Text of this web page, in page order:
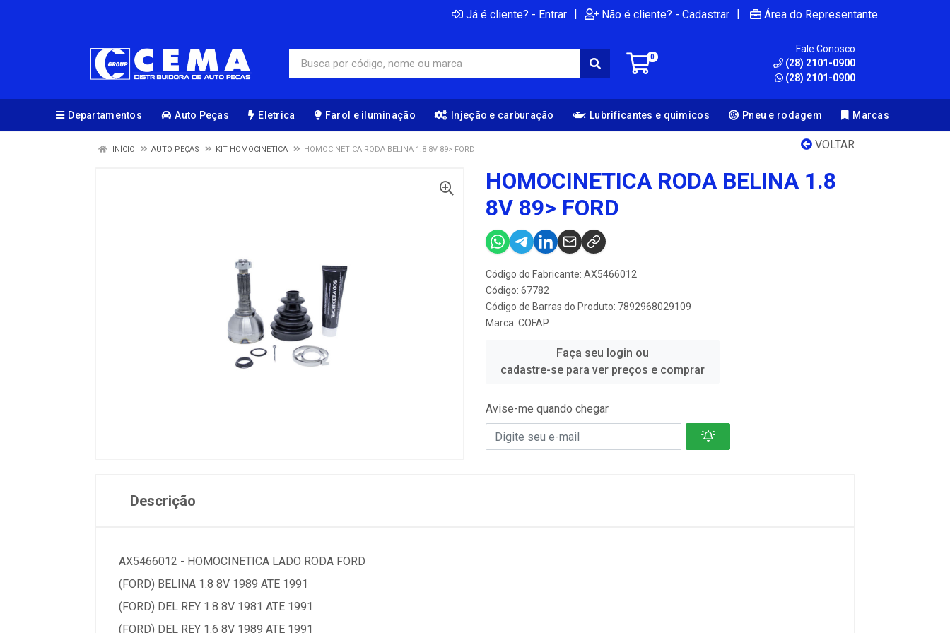
Já é cliente? - Entrar | Não é cliente? - Cadastrar | Área do Representante
0
Fale Conosco
(28) 2101-0900
(28) 2101-0900
Departamentos Auto Peças Eletrica Farol e iluminação Injeção e carburação Lubrificantes e quimicos Pneu e rodagem Marcas
VOLTAR
INÍCIO AUTO PEÇAS KIT HOMOCINETICA HOMOCINETICA RODA BELINA 1.8 8V 89> FORD
HOMOCINETICA RODA BELINA 1.8
8V 89> FORD
Código do Fabricante: AX5466012
Código: 67782
Código de Barras do Produto: 7892968029109
Marca: COFAP
Faça seu login ou
cadastre-se para ver preços e comprar
Avise-me quando chegar
Descrição
AX5466012 - HOMOCINETICA LADO RODA FORD
(FORD) BELINA 1.8 8V 1989 ATE 1991
(FORD) DEL REY 1.8 8V 1981 ATE 1991
(FORD) DEL REY 1.6 8V 1989 ATE 1991